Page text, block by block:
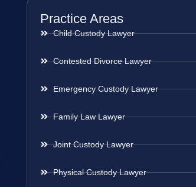
Practice Areas
Child Custody Lawyer
Contested Divorce Lawyer
Emergency Custody Lawyer
Family Law Lawyer
Joint Custody Lawyer
Physical Custody Lawyer